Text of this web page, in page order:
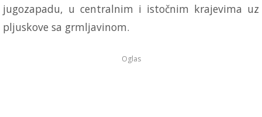
jugozapadu, u centralnim i istočnim krajevima uz
pljuskove sa grmljavinom.
Oglas